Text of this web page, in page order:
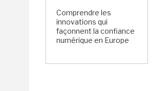
Comprendre les
innovations qui
façonnent la confiance
numérique en Europe